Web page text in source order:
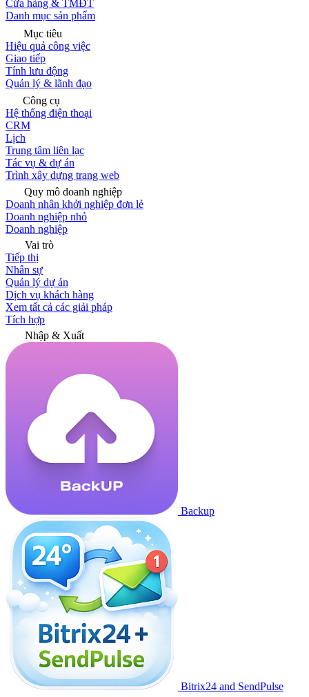
Cửa hàng & TMĐT
Danh mục sản phẩm
Mục tiêu
Hiệu quả công việc
Giao tiếp
Tính lưu động
Quản lý & lãnh đạo
Công cụ
Hệ thống điện thoại
CRM
Lịch
Trung tâm liên lạc
Tác vụ & dự án
Trình xây dựng trang web
Quy mô doanh nghiệp
Doanh nhân khởi nghiệp đơn lẻ
Doanh nghiệp nhỏ
Doanh nghiệp
Vai trò
Tiếp thị
Nhân sự
Quản lý dự án
Dịch vụ khách hàng
Xem tất cả các giải pháp
Tích hợp
Nhập & Xuất
Backup
Bitrix24 and SendPulse